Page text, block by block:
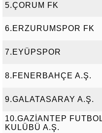
5.ÇORUM FK
6.ERZURUMSPOR FK
7.EYÜPSPOR
8.FENERBAHÇE A.Ş.
9.GALATASARAY A.Ş.
10.GAZİANTEP
KULÜBÜ A.Ş.